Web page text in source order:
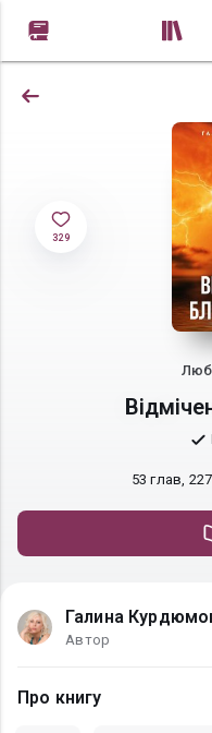
329
53 глав,
Галина
Автор
Про книгу